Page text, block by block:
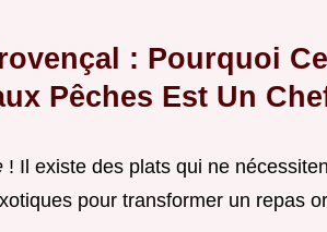
: Pourquoi
Pêches Est Un
! Il existe des plats qui ne
pour transformer un repas